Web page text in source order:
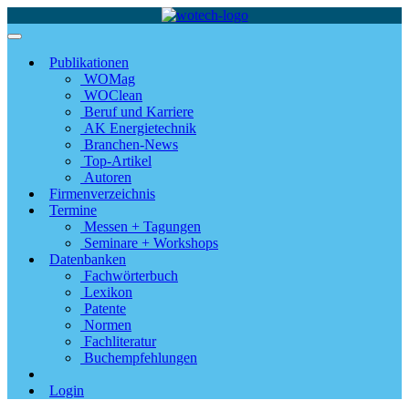
Publikationen
WOMag
WOClean
Beruf und Karriere
AK Energietechnik
Branchen-News
Top-Artikel
Autoren
Firmenverzeichnis
Termine
Messen + Tagungen
Seminare + Workshops
Datenbanken
Fachwörterbuch
Lexikon
Patente
Normen
Fachliteratur
Buchempfehlungen
Login